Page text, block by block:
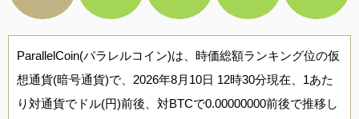
ParallelCoin(パラレルコイン)は、時価総額ランキング位の仮
想通貨(暗号通貨)で、2026年8月10日 12時30分現在、1あた
り対通貨でドル(円)前後、対BTCで0.00000000前後で推移し